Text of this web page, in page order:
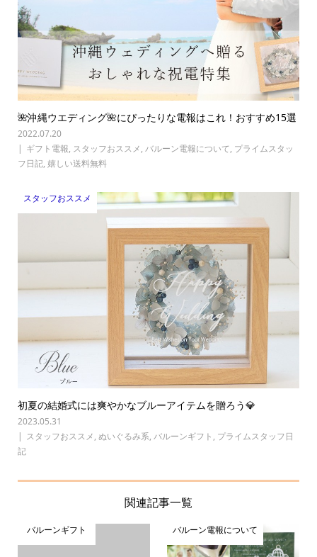
🌺沖縄ウエディング🌺にぴったりな電報はこれ！おすすめ15選
2022.07.20
ギフト電報, スタッフおススメ, バルーン電報について, プライムスタッ
フ日記, 嬉しい送料無料
スタッフおススメ
初夏の結婚式には爽やかなブルーアイテムを贈ろう💎
2023.05.31
スタッフおススメ, ぬいぐるみ系, バルーンギフト , プライムスタッフ日
記
関連記事一覧
バルーンギフト バルーン電報について